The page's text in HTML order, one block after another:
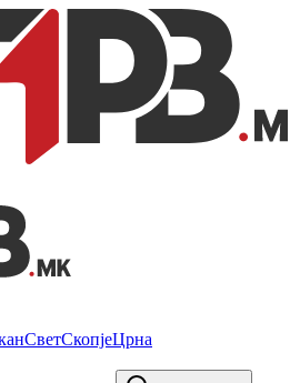
СветСкопјеЦрна